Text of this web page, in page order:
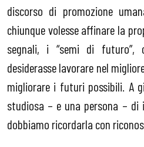
discorso di promozione
chiunque volesse affinare la
segnali, i “semi di
desiderasse lavorare nel
migliorare i futuri possibili. A
studiosa – e una persona – di
dobbiamo ricordarla con